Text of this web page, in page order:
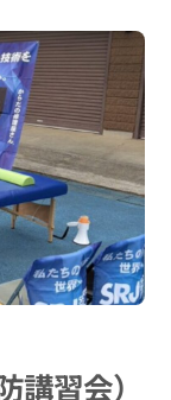
講習会）